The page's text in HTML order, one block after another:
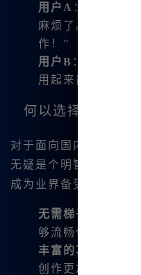
用户A ：“我之前
麻烦了。这个中文
作！”
用户B ：“我非常
用起来简单明了
何以选择
对于面向国内市场的用
无疑是个明智的决策。
成为业界备受推崇的选
无需梯子
：确保
够流畅使用。
丰富的功能
：涵
创作更加全面。